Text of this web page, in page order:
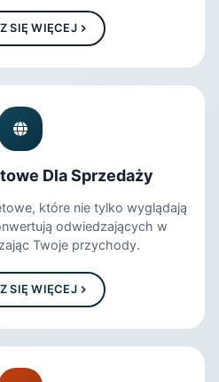
SIĘ WIĘCEJ
Dla Sprzedaży
które nie tylko wyglądają
odwiedzających w
Twoje przychody.
SIĘ WIĘCEJ